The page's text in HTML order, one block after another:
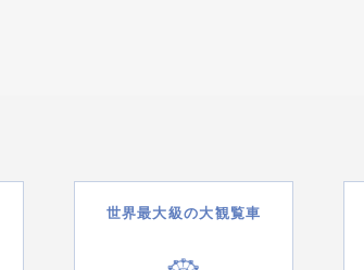
世界最大級の大観覧車